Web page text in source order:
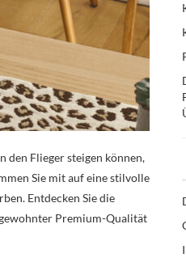
den Flieger steigen können,
Sie mit auf eine stilvolle
Entdecken Sie die
Premium-Qualität